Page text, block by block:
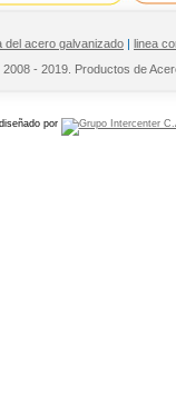
del acero galvanizado | linea
- 2019. Productos de
diseñado por